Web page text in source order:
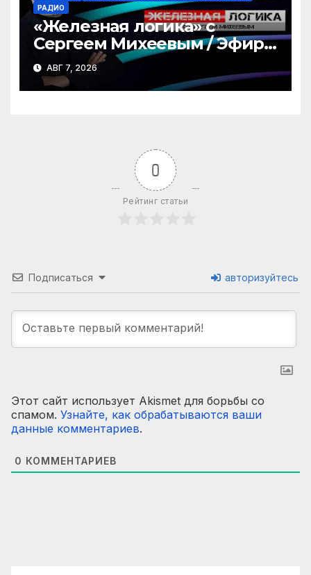
РАДИО
«Железная логика» с
Сергеем Михеевым / Эфир
07.08.2026
АВГ 7, 2026
0
Рейтинг статьи
Подписаться авторизуйтесь
Этот сайт использует Akismet для борьбы со
спамом. Узнайте, как обрабатываются ваши
данные комментариев.
0 КОММЕНТАРИЕВ